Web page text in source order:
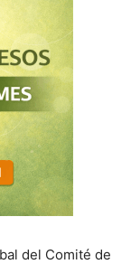
del Comité de